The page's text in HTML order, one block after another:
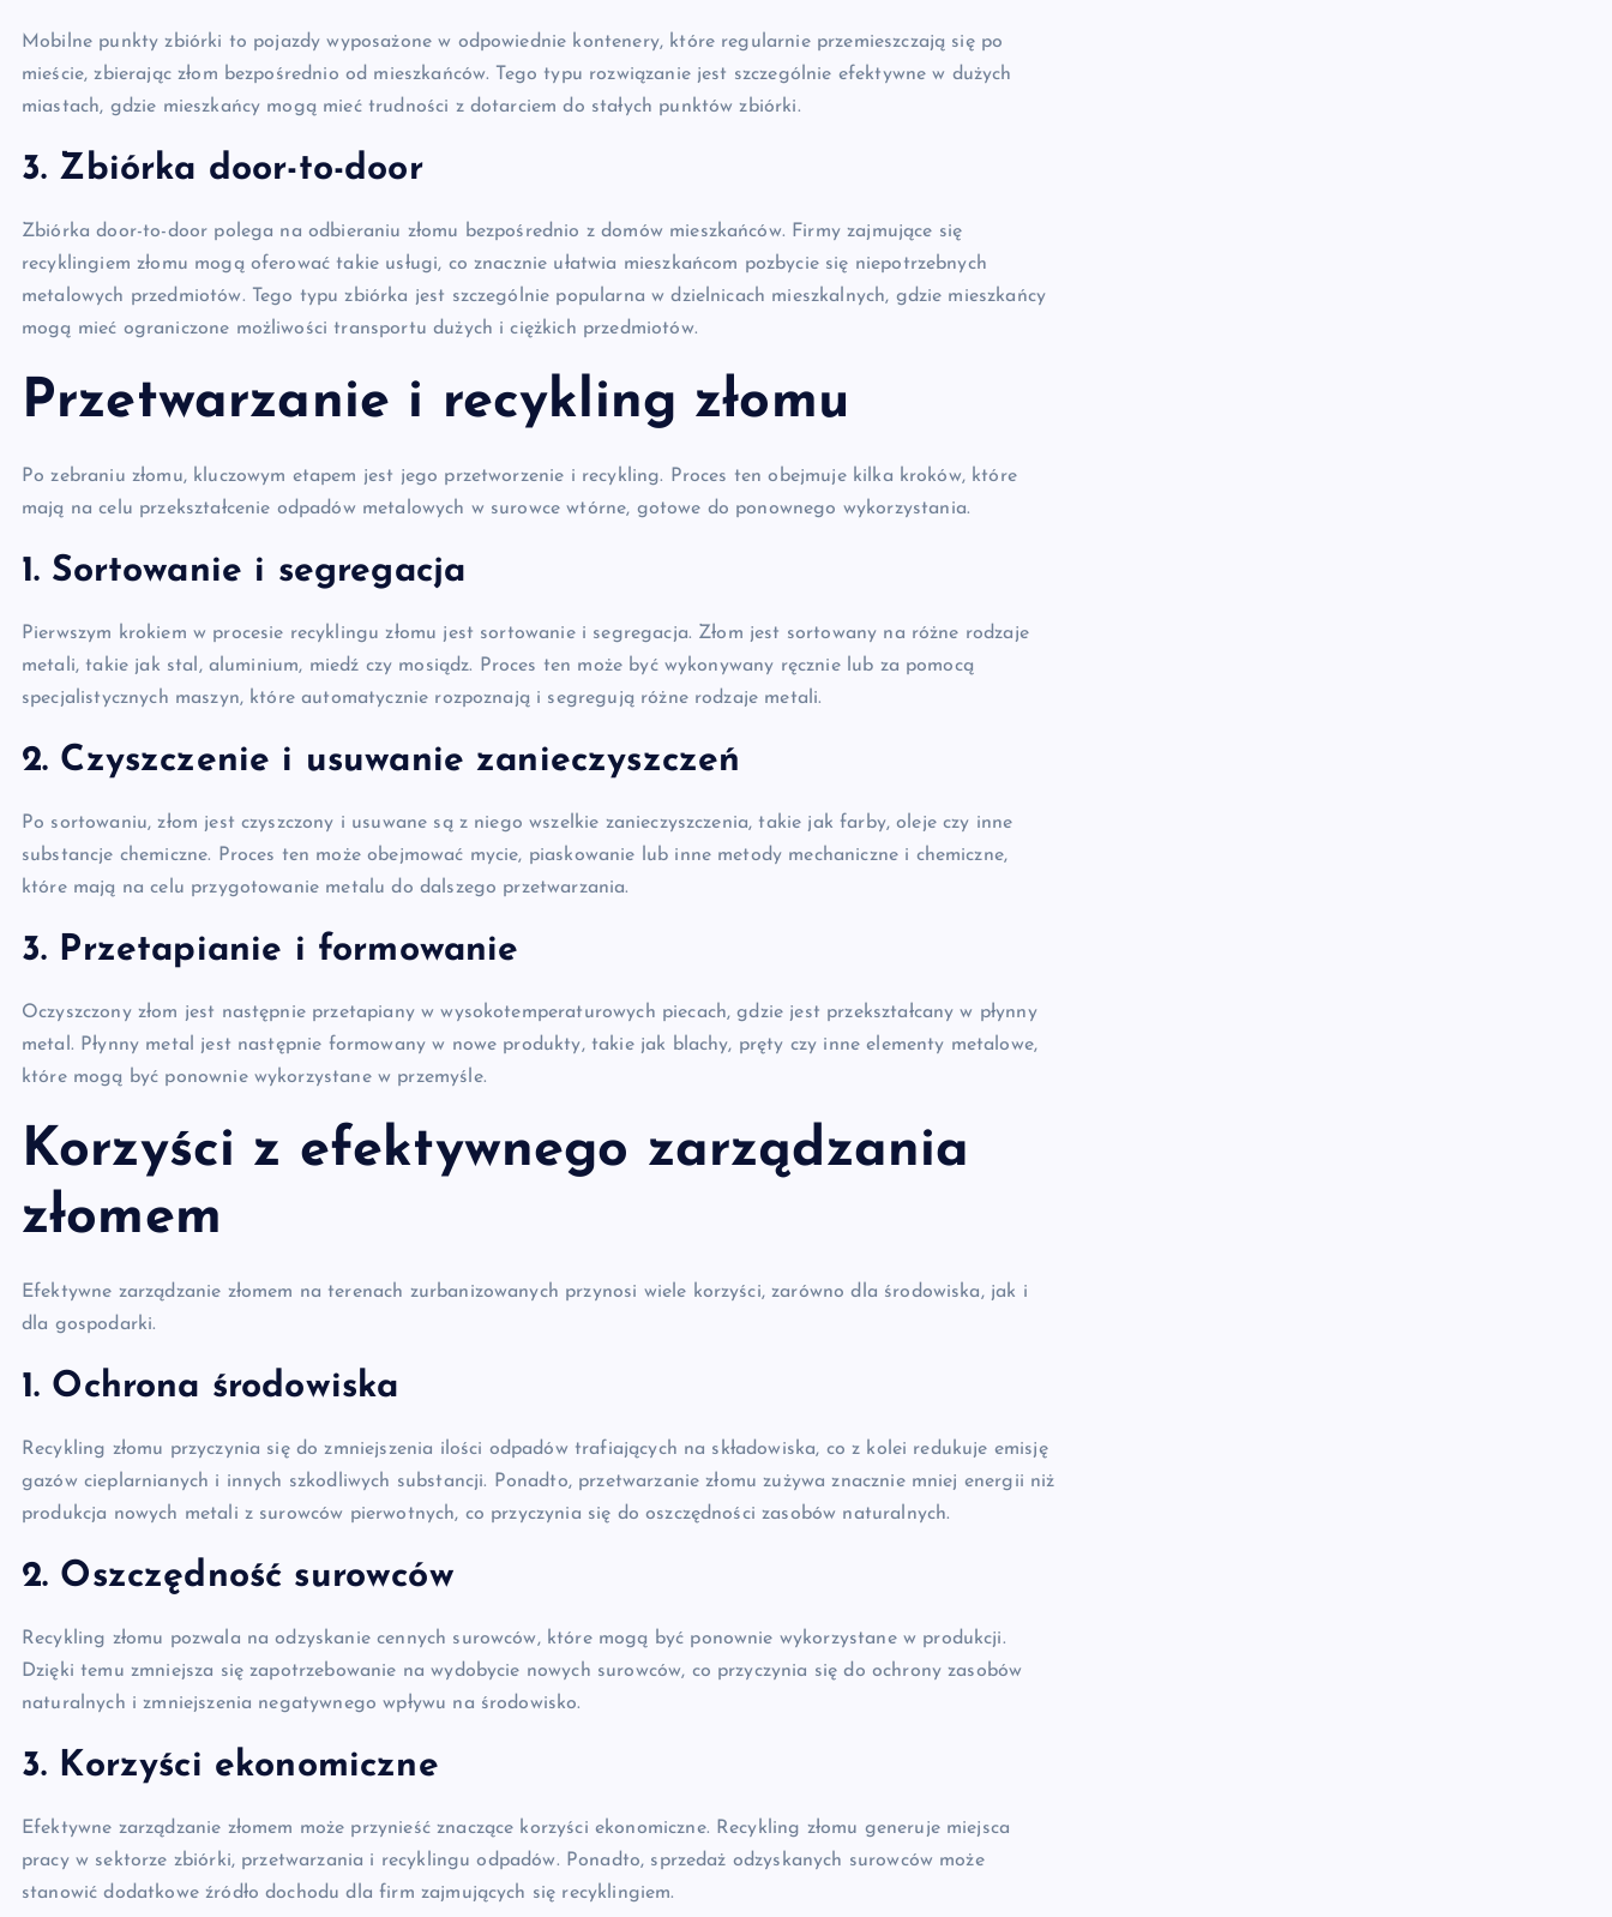
Mobilne punkty zbiórki to pojazdy wyposażone w odpowiednie kontenery, które regularnie przemieszczają się po
mieście, zbierając złom bezpośrednio od mieszkańców. Tego typu rozwiązanie jest szczególnie efektywne w dużych
miastach, gdzie mieszkańcy mogą mieć trudności z dotarciem do stałych punktów zbiórki.
3. Zbiórka door-to-door
Zbiórka door-to-door polega na odbieraniu złomu bezpośrednio z domów mieszkańców. Firmy zajmujące się
recyklingiem złomu mogą oferować takie usługi, co znacznie ułatwia mieszkańcom pozbycie się niepotrzebnych
metalowych przedmiotów. Tego typu zbiórka jest szczególnie popularna w dzielnicach mieszkalnych, gdzie mieszkańcy
mogą mieć ograniczone możliwości transportu dużych i ciężkich przedmiotów.
Przetwarzanie i recykling złomu
Po zebraniu złomu, kluczowym etapem jest jego przetworzenie i recykling. Proces ten obejmuje kilka kroków, które
mają na celu przekształcenie odpadów metalowych w surowce wtórne, gotowe do ponownego wykorzystania.
1. Sortowanie i segregacja
Pierwszym krokiem w procesie recyklingu złomu jest sortowanie i segregacja. Złom jest sortowany na różne rodzaje
metali, takie jak stal, aluminium, miedź czy mosiądz. Proces ten może być wykonywany ręcznie lub za pomocą
specjalistycznych maszyn, które automatycznie rozpoznają i segregują różne rodzaje metali.
2. Czyszczenie i usuwanie zanieczyszczeń
Po sortowaniu, złom jest czyszczony i usuwane są z niego wszelkie zanieczyszczenia, takie jak farby, oleje czy inne
substancje chemiczne. Proces ten może obejmować mycie, piaskowanie lub inne metody mechaniczne i chemiczne,
które mają na celu przygotowanie metalu do dalszego przetwarzania.
3. Przetapianie i formowanie
Oczyszczony złom jest następnie przetapiany w wysokotemperaturowych piecach, gdzie jest przekształcany w płynny
metal. Płynny metal jest następnie formowany w nowe produkty, takie jak blachy, pręty czy inne elementy metalowe,
które mogą być ponownie wykorzystane w przemyśle.
Korzyści z efektywnego zarządzania
złomem
Efektywne zarządzanie złomem na terenach zurbanizowanych przynosi wiele korzyści, zarówno dla środowiska, jak i
dla gospodarki.
1. Ochrona środowiska
Recykling złomu przyczynia się do zmniejszenia ilości odpadów trafiających na składowiska, co z kolei redukuje emisję
gazów cieplarnianych i innych szkodliwych substancji. Ponadto, przetwarzanie złomu zużywa znacznie mniej energii niż
produkcja nowych metali z surowców pierwotnych, co przyczynia się do oszczędności zasobów naturalnych.
2. Oszczędność surowców
Recykling złomu pozwala na odzyskanie cennych surowców, które mogą być ponownie wykorzystane w produkcji.
Dzięki temu zmniejsza się zapotrzebowanie na wydobycie nowych surowców, co przyczynia się do ochrony zasobów
naturalnych i zmniejszenia negatywnego wpływu na środowisko.
3. Korzyści ekonomiczne
Efektywne zarządzanie złomem może przynieść znaczące korzyści ekonomiczne. Recykling złomu generuje miejsca
pracy w sektorze zbiórki, przetwarzania i recyklingu odpadów. Ponadto, sprzedaż odzyskanych surowców może
stanowić dodatkowe źródło dochodu dla firm zajmujących się recyklingiem.